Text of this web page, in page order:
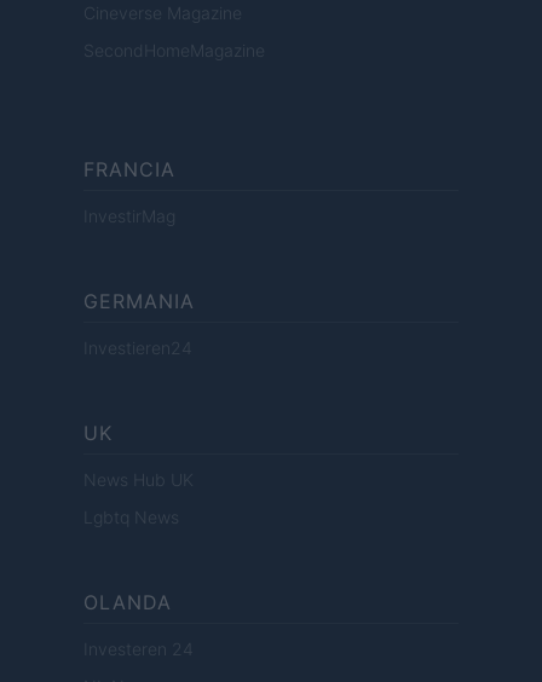
Cineverse Magazine
SecondHomeMagazine
FRANCIA
InvestirMag
GERMANIA
Investieren24
UK
News Hub UK
Lgbtq News
OLANDA
Investeren 24